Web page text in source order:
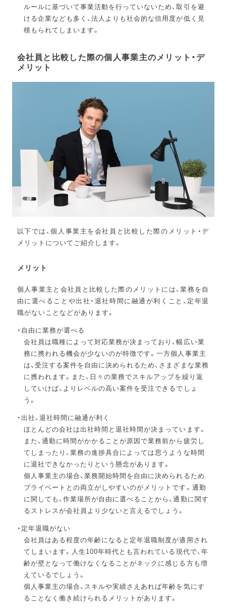
ルールに基づいて事業活動を行っていないため、取引を避
ける企業なども多く、法人よりも社会的な信用度が低く見
積もられてしまいます。
会社員と比較した際の個人事業主のメリット・デ
メリット
以下では、個人事業主を会社員と比較した際のメリット・デ
メリットについてご紹介します。
メリット
個人事業主と会社員と比較した際のメリットには、業務を自
由に選べることや出社・退社時間に融通が利くこと、定年退
職がないことなどがあります。
自由に業務が選べる
会社員は職種によって対応業務が決まっており、幅広い業
務に携われる機会が少ないのが特徴です。一方個人事業主
は、受注する案件を自由に決められるため、さまざまな業務
に携われます。また、日々の業務でスキルアップを繰り返
していけば、よりレベルの高い案件を受注できるでしょ
う。
出社、退社時間に融通が利く
ほとんどの会社は出社時間と退社時間が決まっています。
また、通勤に時間がかかることが原因で業務前から疲労し
てしまったり、業務の進捗具合によっては思うような時間
に退社できなかったりという懸念があります。
個人事業主の場合、業務開始時間を自由に決められるため
プライベートとの両立がしやすいのがメリットです。通勤
に関しても、作業場所が自由に選べることから、通勤に関す
るストレスが会社員より少ないと言えるでしょう。
定年退職がない
会社員はある程度の年齢になると定年退職制度が適用され
てしまいます。人生100年時代とも言われている現代で、年
齢が壁となって働けなくなることがネックに感じる方も増
えているでしょう。
個人事業主の場合、スキルや実績さえあれば年齢を気にす
ることなく働き続けられるメリットがあります。